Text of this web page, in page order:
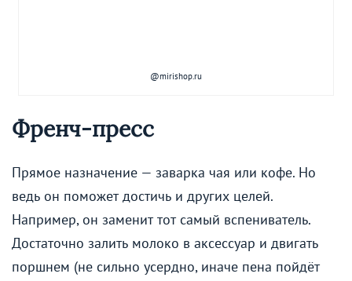
@mirishop.ru
Френч-пресс
Прямое назначение — заварка чая или кофе. Но
ведь он поможет достичь и других целей.
Например, он заменит тот самый вспениватель.
Достаточно залить молоко в аксессуар и двигать
поршнем (не сильно усердно, иначе пена пойдёт